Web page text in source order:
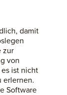
damit
zur
von
ist nicht
erlernen.
Software